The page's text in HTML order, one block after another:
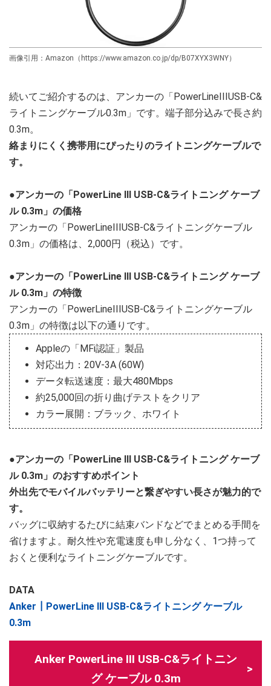
画像引用：Amazon（https://www.amazon.co.jp/dp/B07XYX3WNY）
続いてご紹介するのは、アンカーの「PowerLineIIIUSB-C&
ライトニングケーブル0.3m」です。端子部分込みで長さ約
0.3m。
絡まりにくく携帯用にぴったりのライトニングケーブルで
す。
●アンカーの「PowerLine III USB-C&ライトニング ケーブ
ル 0.3m」の価格
アンカーの「PowerLineIIIUSB-C&ライトニングケーブル
0.3m」の価格は、2,000円（税込）です。
●アンカーの「PowerLine III USB-C&ライトニング ケーブ
ル 0.3m」の特徴
アンカーの「PowerLineIIIUSB-C&ライトニングケーブル
0.3m」の特徴は以下の通りです。
Appleの「MFi認証」製品
対応出力：20V-3A (60W)
データ転送速度：最大480Mbps
約25,000回の折り曲げテストをクリア
カラー展開：ブラック、ホワイト
●アンカーの「PowerLine III USB-C&ライトニング ケーブ
ル 0.3m」のおすすめポイント
外出先でモバイルバッテリーと繋ぎやすい長さが魅力的で
す。
バッグに収納するたびに結束バンドなどでまとめる手間を
省けますよ。耐久性や充電速度も申し分なく、1つ持って
おくと便利なライトニングケーブルです。
DATA
Anker┃PowerLine III USB-C&ライトニング ケーブル
0.3m
Anker PowerLine III USB-C&ライトニン
グ ケーブル 0.3m